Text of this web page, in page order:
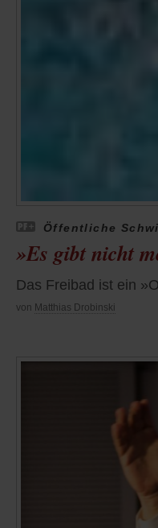
Öffentliche
»Es gibt nicht
Das Freibad ist ein
von Matthias Drobinski